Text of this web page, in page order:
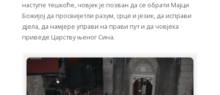
наступе тешкоће, човјек је позван да се обрати Мајци
Божијој да просвијетли разум, срце и језик, да исправи
дјела, да намјере управи на прави пут и да човјека
приведе Царству њеног Сина.